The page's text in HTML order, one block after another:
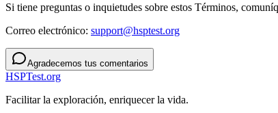
Si tiene preguntas o inquietudes sobre estos Términos,
Correo electrónico: support@hsptest.org
Agradecemos tus comentarios
HSPTest.org
Facilitar la exploración, enriquecer la vida.